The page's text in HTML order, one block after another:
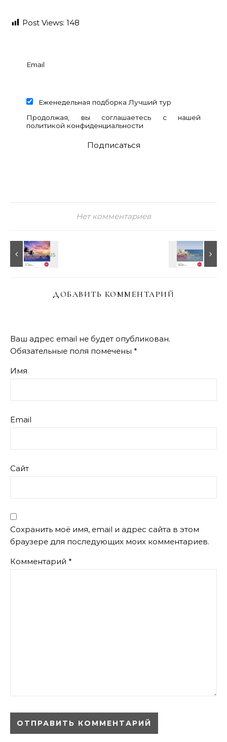
Post Views: 148
Email
Еженедельная подборка Лучший тур
Продолжая, вы соглашаетесь с нашей
политикой конфиденциальности
Нет комментариев
ДОБАВИТЬ КОММЕНТАРИЙ
Ваш адрес email не будет опубликован.
Обязательные поля помечены *
Имя
Email
Сайт
Сохранить моё имя, email и адрес сайта в этом
браузере для последующих моих комментариев.
Комментарий *